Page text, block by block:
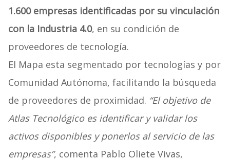
1.600 empresas identificadas por su vinculación
con la Industria 4.0, en su condición de
proveedores de tecnología.
El Mapa esta segmentado por tecnologías y por
Comunidad Autónoma, facilitando la búsqueda
de proveedores de proximidad. “El objetivo de
Atlas Tecnológico es identificar y validar los
activos disponibles y ponerlos al servicio de las
empresas”, comenta Pablo Oliete Vivas,